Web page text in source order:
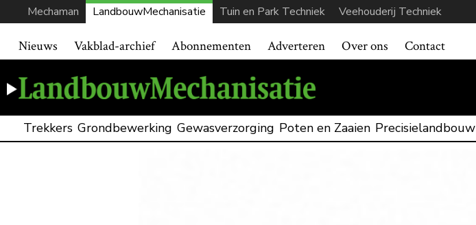
Mechaman LandbouwMechanisatie Tuin en Park Techniek Veehouderij Techniek
Nieuws Vakblad-archief Abonnementen Adverteren Over ons Contact
Trekkers Grondbewerking Gewasverzorging Poten en Zaaien Precisielandbouw